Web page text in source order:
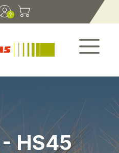
HS45